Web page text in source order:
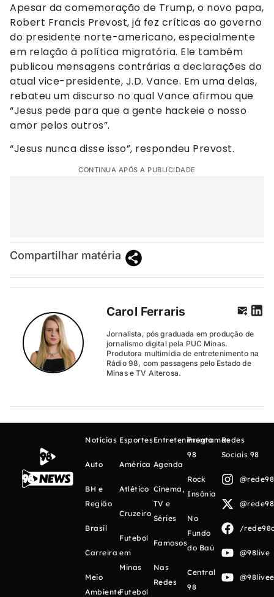
Apesar da comemoração de Trump, o novo papa,
Robert Francis Prevost, já fez críticas ao governo
do presidente norte-americano, especialmente
em relação à política migratória. Ele também
publicou mensagens contrárias a declarações do
atual vice-presidente, J.D. Vance. Em uma delas,
rebateu um discurso no qual Vance afirmou que
“Jesus pede para que a gente hackeie o nosso
amor pelos outros”.
“Jesus nunca disse isso”, respondeu Prevost.
CONTINUA APÓS A PUBLICIDADE
Compartilhar matéria
Carol Ferraris
Jornalista, pós graduada em produção de
jornalismo digital pela PUC Minas.
Produtora multimídia de entretenimento na
Rádio 98, com passagens pelo Estado de
Minas e TV Alterosa.
Notícias
Auto
BH e
Região
Brasil
Carreira
Meio
Ambiente
Esportes
América
Atlético
Cruzeiro
Futebol
em
Minas
Futebol
Entretenimento
Agenda
Cinema,
TV e
Séries
Famosos
Nas
Redes
Programas
98
Rock
Insônia
No
Fundo
do Baú
Central
98
Redes
Sociais 98
/
@98live